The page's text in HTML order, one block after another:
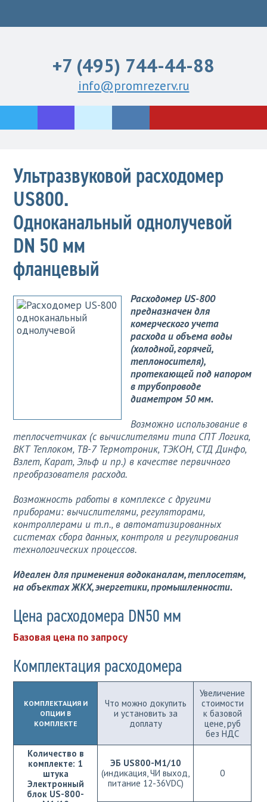
+7 (495) 744-44-88
info@promrezerv.ru
Ультразвуковой расходомер
US800.
Одноканальный однолучевой
DN 50 мм
фланцевый
Расходомер US-800
предназначен для
комерческого учета
расхода и объема воды
(холодной, горячей,
теплоносителя),
протекающей под напором
в трубопроводе
диаметром 50 мм.
Возможно использование в
теплосчетчиках (с вычислителями типа СПТ Логика,
ВКТ Теплоком, ТВ-7 Термотроник, ТЭКОН, СТД Динфо,
Взлет, Карат, Эльф и пр.) в качестве первичного
преобразователя расхода.
Возможность работы в комплексе с другими
приборами: вычислителями, регуляторами,
контроллерами и т.п., в автоматизированных
системах сбора данных, контроля и регулирования
технологических процессов.
Идеален для применения водоканалам, теплосетям,
на объектах ЖКХ, энергетики, промышленности.
Цена расходомера DN50 мм
Базовая цена по запросу
Комплектация расходомера
КОМПЛЕКТАЦИЯ И
ОПЦИИ В
КОМПЛЕКТЕ
Что можно докупить
и установить за
доплату
Увеличение
стоимости
к базовой
цене, руб
без НДС
Количество в
комплекте: 1
штука
Электронный
блок US-800-
ЭБ US800-М1/10
(индикация, ЧИ выход,
питание 12-36VDC)
0